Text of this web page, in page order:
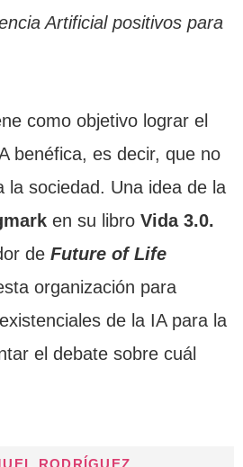
Artificial positivos para
como objetivo lograr el
benéfica, es decir, que no
la sociedad. Una idea de la
en su libro Vida 3.0.
de Future of Life
organización para
de la IA para la
el debate sobre cuál
RODRÍGUEZ